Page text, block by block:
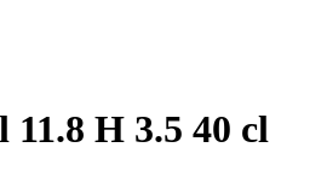
H 3.5 40 cl